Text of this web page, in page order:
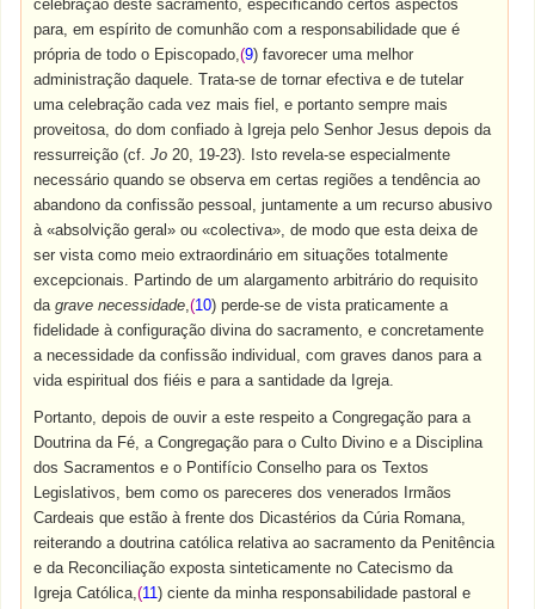
celebração deste sacramento, especificando certos aspectos
para, em espírito de comunhão com a responsabilidade que é
própria de todo o Episcopado,(9) favorecer uma melhor
administração daquele. Trata-se de tornar efectiva e de tutelar
uma celebração cada vez mais fiel, e portanto sempre mais
proveitosa, do dom confiado à Igreja pelo Senhor Jesus depois da
ressurreição (cf.Jo 20, 19-23). Isto revela-se especialmente
necessário quando se observa em certas regiões a tendência ao
abandono da confissão pessoal, juntamente a um recurso abusivo
à «absolvição geral» ou «colectiva», de modo que esta deixa de
ser vista como meio extraordinário em situações totalmente
excepcionais. Partindo de um alargamento arbitrário do requisito
dagrave necessidade,(10) perde-se de vista praticamente a
fidelidade à configuração divina do sacramento, e concretamente
a necessidade da confissão individual, com graves danos para a
vida espiritual dos fiéis e para a santidade da Igreja.
Portanto, depois de ouvir a este respeito a Congregação para a
Doutrina da Fé, a Congregação para o Culto Divino e a Disciplina
dos Sacramentos e o Pontifício Conselho para os Textos
Legislativos, bem como os pareceres dos venerados Irmãos
Cardeais que estão à frente dos Dicastérios da Cúria Romana,
reiterando a doutrina católica relativa ao sacramento da Penitência
e da Reconciliação exposta sinteticamente no Catecismo da
Igreja Católica,(11) ciente da minha responsabilidade pastoral e